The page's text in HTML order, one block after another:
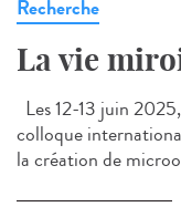
Recherche
La vie
Les 12-13 juin
colloque
la création de